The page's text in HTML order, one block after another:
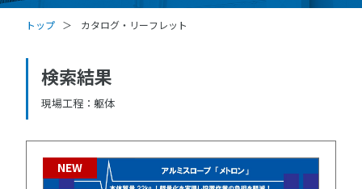
トップ カタログ・リーフレット
検索結果
現場工程 躯体
NEW